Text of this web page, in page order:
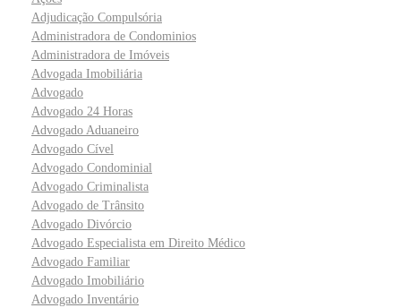
Adjudicação Compulsória
Administradora de Condominios
Administradora de Imóveis
Advogada Imobiliária
Advogado
Advogado 24 Horas
Advogado Aduaneiro
Advogado Cível
Advogado Condominial
Advogado Criminalista
Advogado de Trânsito
Advogado Divórcio
Advogado Especialista em Direito Médico
Advogado Familiar
Advogado Imobiliário
Advogado Inventário